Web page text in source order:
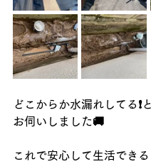
どこからか水漏れしてる❗️
お伺いしました🚚
これで安心して生活できる